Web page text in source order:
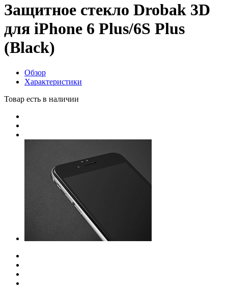
Защитное стекло Drobak 3D
для iPhone 6 Plus/6S Plus
(Black)
Обзор
Характеристики
Товар есть в наличии